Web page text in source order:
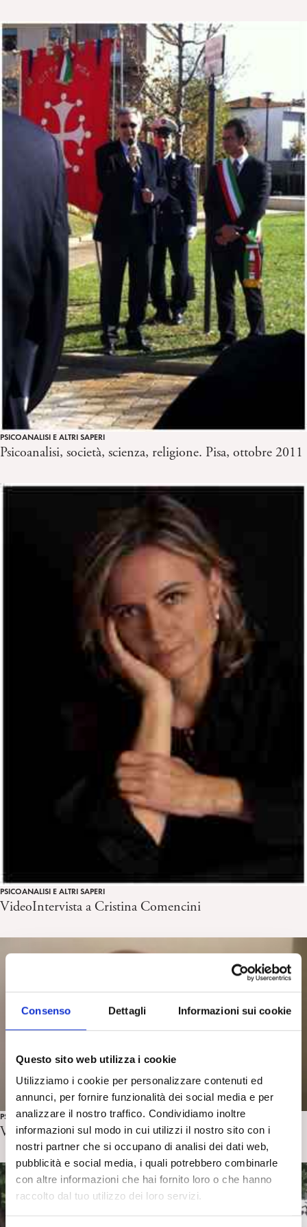
Consenso Dettagli Informazioni sui cookie
Questo sito web utilizza i cookie
Utilizziamo i cookie per personalizzare contenuti ed
annunci, per fornire funzionalità dei social media e per
analizzare il nostro traffico. Condividiamo inoltre
informazioni sul modo in cui utilizzi il nostro sito con i
nostri partner che si occupano di analisi dei dati web,
pubblicità e social media, i quali potrebbero combinarle
con altre informazioni che hai fornito loro o che hanno
raccolto dal tuo utilizzo dei loro servizi.
PSICOANALISI E ALTRI SAPERI
Psicoanalisi, società, scienza, religione. Pisa, ottobre 2011
PSICOANALISI E ALTRI SAPERI
VideoIntervista a Cristina Comencini
PSICOANALISI E ALTRI SAPERI
VideoIntervista al sito “Spinoza”